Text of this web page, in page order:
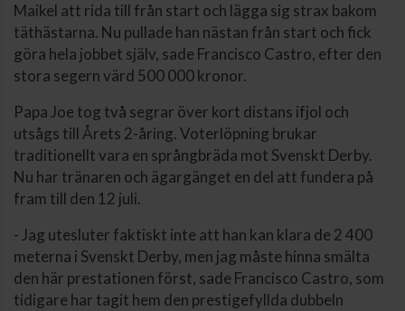
Maikel att rida till från start och lägga sig strax bakom
täthästarna. Nu pullade han nästan från start och fick
göra hela jobbet själv, sade Francisco Castro, efter den
stora segern värd 500 000 kronor.
Papa Joe tog två segrar över kort distans ifjol och
utsågs till Årets 2-åring. Voterlöpning brukar
traditionellt vara en språngbräda mot Svenskt Derby.
Nu har tränaren och ägargänget en del att fundera på
fram till den 12 juli.
- Jag utesluter faktiskt inte att han kan klara de 2 400
meterna i Svenskt Derby, men jag måste hinna smälta
den här prestationen först, sade Francisco Castro, som
tidigare har tagit hem den prestigefyllda dubbeln